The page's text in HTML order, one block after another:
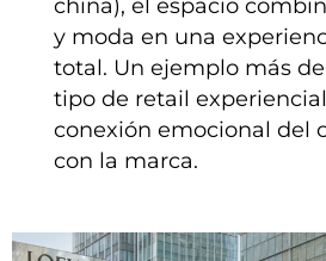
china), el espacio
y moda en una
total. Un ejemplo más
tipo de retail
conexión emocional del
con la marca.